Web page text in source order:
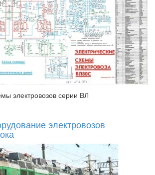
электровозов серии ВЛ
электровозов